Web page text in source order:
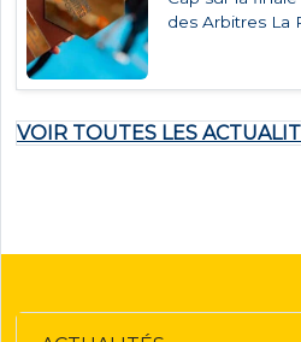
des Arbitres La
VOIR TOUTES LES